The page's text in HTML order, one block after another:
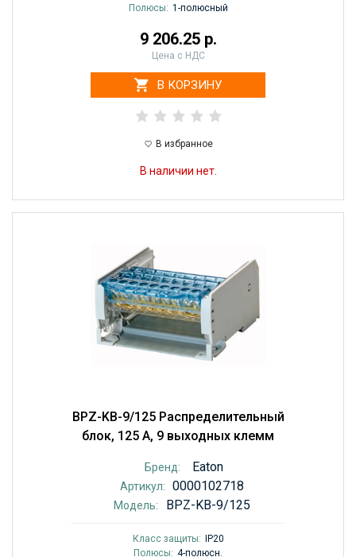
Полюсы: 1-полюсный
9 206.25 р.
Цена с НДС
В КОРЗИНУ
В избранное
В наличии нет.
BPZ-KB-9/125 Распределительный
блок, 125 А, 9 выходных клемм
Бренд: Eaton
Артикул: 0000102718
Модель: BPZ-KB-9/125
Класс защиты:
IP20
Полюсы: 4-полюсн.